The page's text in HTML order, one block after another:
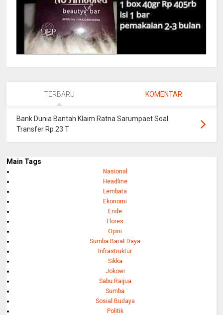
TERBARU KOMENTAR
Bank Dunia Bantah Klaim Ratna Sarumpaet Soal
Transfer Rp 23 T
Main Tags
Nasional
Headline
Lembata
Ekonomi
Ende
Flores
Opini
Sumba Barat Daya
Infrastruktur
Sikka
Jokowi
Sabu Raijua
Sumba
Sosial Budaya
Politik